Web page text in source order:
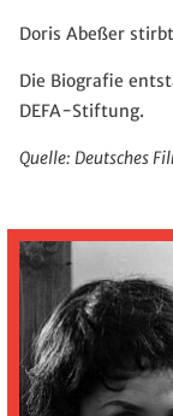
Doris Abeßer
Die Biografie
DEFA-Stiftung.
Quelle: Deutsches